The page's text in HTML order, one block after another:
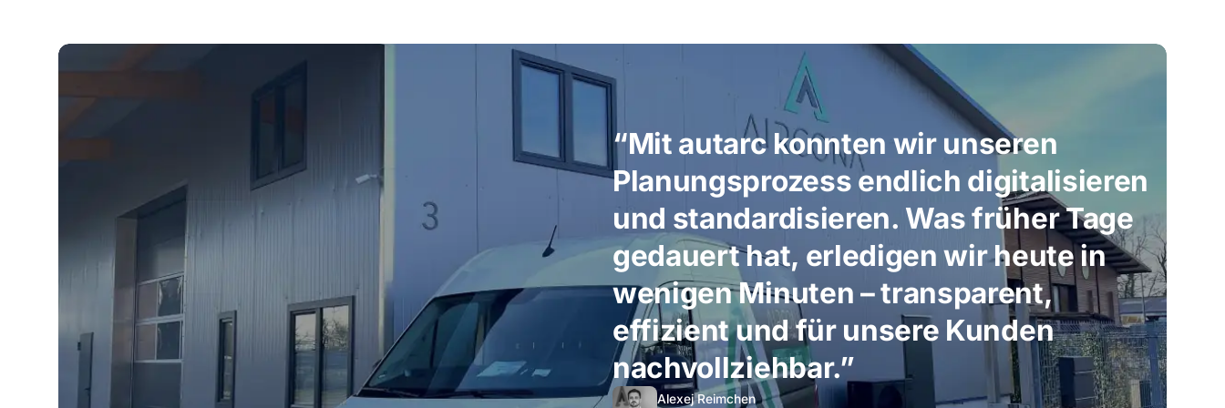
“Mit autarc konnten wir unseren
Planungsprozess endlich digitalisieren
und standardisieren. Was früher Tage
gedauert hat, erledigen wir heute in
wenigen Minuten – transparent,
effizient und für unsere Kunden
nachvollziehbar.”
Alexej Reimchen